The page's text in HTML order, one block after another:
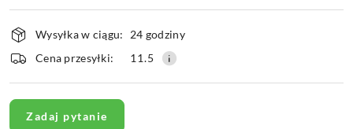
Dostępność
i
dostawa
Wysyłka w ciągu:
24 godziny
Cena przesyłki:
11.5
Zadaj pytanie